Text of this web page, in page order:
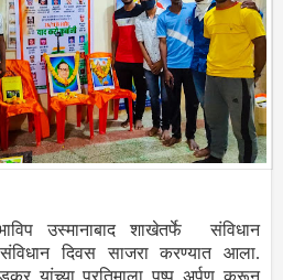
उस्मानाबाद शाखेतर्फे संविधान
दिवस साजरा करण्यात आला.
यांच्या प्रतिमाला पुष्प अर्पण करून